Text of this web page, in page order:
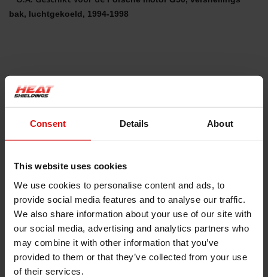
Consent Details About
This website uses cookies
We use cookies to personalise content and ads, to
provide social media features and to analyse our traffic.
We also share information about your use of our site with
our social media, advertising and analytics partners who
may combine it with other information that you’ve
provided to them or that they’ve collected from your use
of their services.
bak, luchtgekoeld, 1994-1998
Meer informatie over een startmotor isolatieschild?
Neem contact met ons op!
#dei#design engineering#hitte
Artikelnummer: 10908 (10402)
EAN: 607078109088
SKU: 607078109088
btw: 21%
Dimensions: 20 x 25 x 2
Gewicht: 200
Colli: 1